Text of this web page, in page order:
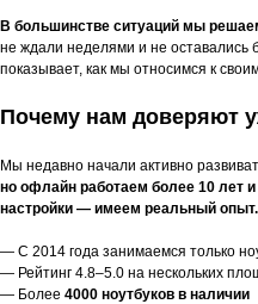
В большинстве ситуаций мы
не ждали неделями и не оставались
показывает, как мы относимся к
Почему нам доверяют
Мы недавно начали активно
но офлайн работаем более 10 лет
настройки — имеем реальный опыт.
— С 2014 года занимаемся только
— Рейтинг 4.8–5.0 на нескольких
— Более 4000 ноутбуков в наличии